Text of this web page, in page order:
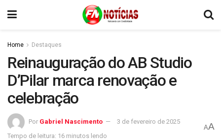
Home Destaques
Reinauguração do AB Studio
D’Pilar marca renovação e
celebração
Por Gabriel Nascimento
3 de fevereiro de 2025
Tempo de leitura: 16 minutos lendo
AA